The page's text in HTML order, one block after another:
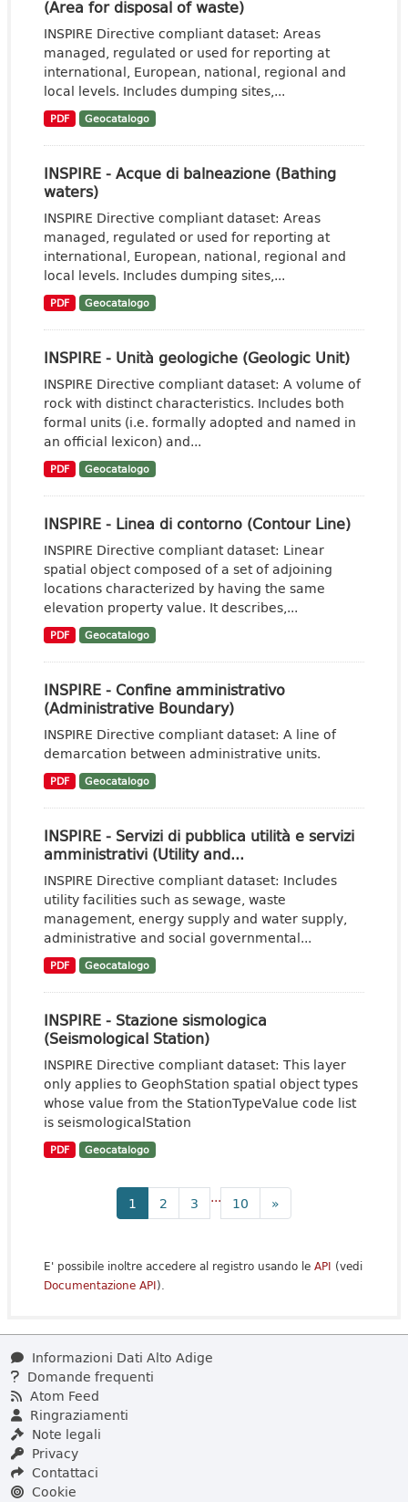
(Area for disposal of waste)
INSPIRE Directive compliant dataset: Areas
managed, regulated or used for reporting at
international, European, national, regional and
local levels. Includes dumping sites,...
PDF Geocatalogo
INSPIRE - Acque di balneazione (Bathing
waters)
INSPIRE Directive compliant dataset: Areas
managed, regulated or used for reporting at
international, European, national, regional and
local levels. Includes dumping sites,...
PDF Geocatalogo
INSPIRE - Unità geologiche (Geologic Unit)
INSPIRE Directive compliant dataset: A volume of
rock with distinct characteristics. Includes both
formal units (i.e. formally adopted and named in
an official lexicon) and...
PDF Geocatalogo
INSPIRE - Linea di contorno (Contour Line)
INSPIRE Directive compliant dataset: Linear
spatial object composed of a set of adjoining
locations characterized by having the same
elevation property value. It describes,...
PDF Geocatalogo
INSPIRE - Confine amministrativo
(Administrative Boundary)
INSPIRE Directive compliant dataset: A line of
demarcation between administrative units.
PDF Geocatalogo
INSPIRE - Servizi di pubblica utilità e servizi
amministrativi (Utility and...
INSPIRE Directive compliant dataset: Includes
utility facilities such as sewage, waste
management, energy supply and water supply,
administrative and social governmental...
PDF Geocatalogo
INSPIRE - Stazione sismologica
(Seismological Station)
INSPIRE Directive compliant dataset: This layer
only applies to GeophStation spatial object types
whose value from the StationTypeValue code list
is seismologicalStation
PDF Geocatalogo
1 2 3 ... 10 »
E' possibile inoltre accedere al registro usando le API (vedi
Documentazione API).
Informazioni Dati Alto Adige
Domande frequenti
Atom Feed
Ringraziamenti
Note legali
Privacy
Contattaci
Cookie